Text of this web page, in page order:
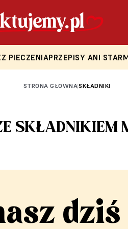
PIECZENIAPRZEPISY ANI
STRONA GŁOWNA|SKŁADNIKI
SKŁADNIKIEM